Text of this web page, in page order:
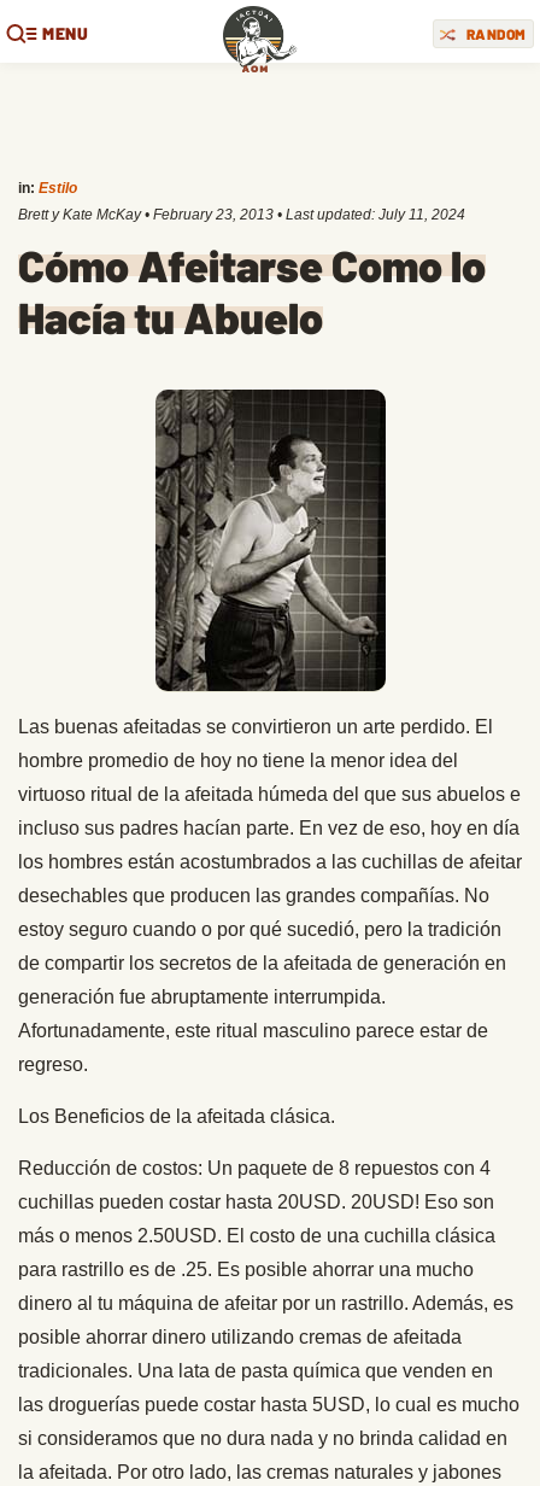
MENU RANDOM
in: Estilo
Brett y Kate McKay • February 23, 2013 • Last updated: July 11, 2024
Cómo Afeitarse Como lo
Hacía tu Abuelo
Las buenas afeitadas se convirtieron un arte perdido. El
hombre promedio de hoy no tiene la menor idea del
virtuoso ritual de la afeitada húmeda del que sus abuelos e
incluso sus padres hacían parte. En vez de eso, hoy en día
los hombres están acostumbrados a las cuchillas de afeitar
desechables que producen las grandes compañías. No
estoy seguro cuando o por qué sucedió, pero la tradición
de compartir los secretos de la afeitada de generación en
generación fue abruptamente interrumpida.
Afortunadamente, este ritual masculino parece estar de
regreso.
Los Beneficios de la afeitada clásica.
Reducción de costos: Un paquete de 8 repuestos con 4
cuchillas pueden costar hasta 20USD. 20USD! Eso son
más o menos 2.50USD. El costo de una cuchilla clásica
para rastrillo es de .25. Es posible ahorrar una mucho
dinero al tu máquina de afeitar por un rastrillo. Además, es
posible ahorrar dinero utilizando cremas de afeitada
tradicionales. Una lata de pasta química que venden en
las droguerías puede costar hasta 5USD, lo cual es mucho
si consideramos que no dura nada y no brinda calidad en
la afeitada. Por otro lado, las cremas naturales y jabones